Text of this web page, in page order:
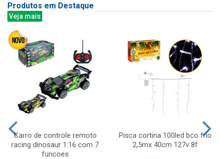
Produtos em Destaque
Veja mais
Carro de controle remoto
racing dinosaur 1:16 com 7
funcoes
Pisca cortina 100led bco frio
2,5mx 40cm 127v 8f